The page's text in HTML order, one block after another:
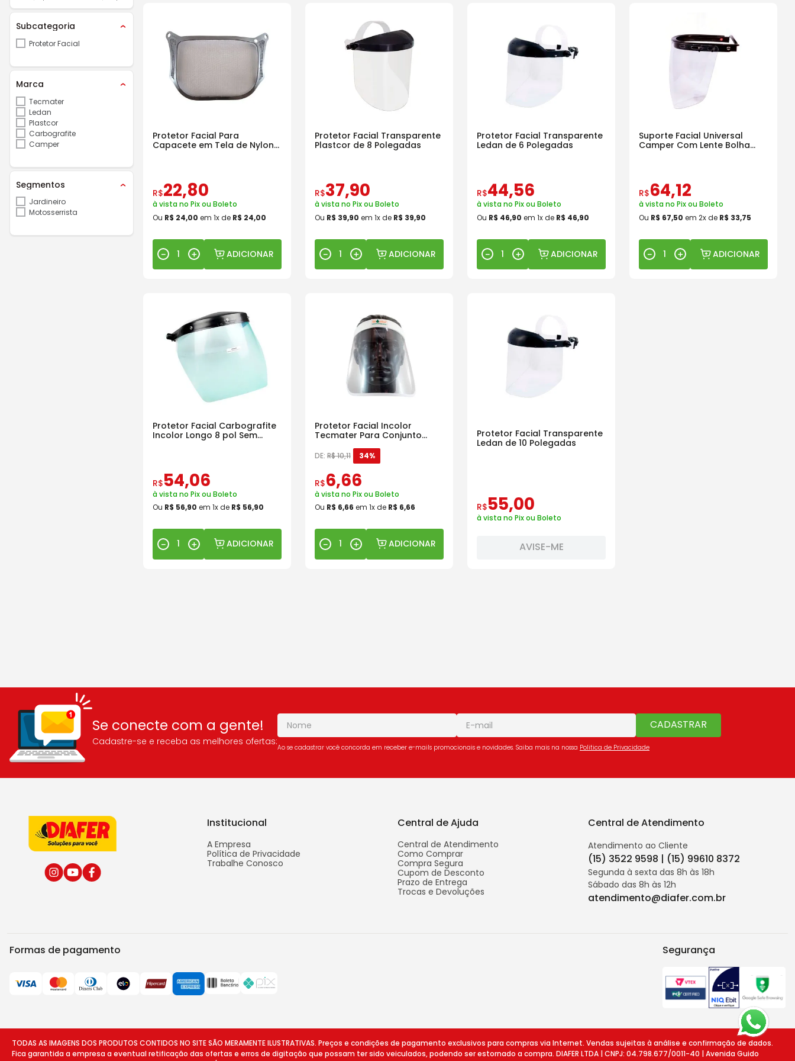
Subcategoria
Protetor Facial
Marca
Tecmater
Ledan
Plastcor
Carbografite
Camper
Segmentos
Jardineiro
Motosserrista
Protetor Facial Para
Capacete em Tela de Nylon
R$22,80
à vista no Pix ou Boleto
Ou R$ 24,00 em 1x de R$ 24,00
＋
－ ADICIONAR
Protetor Facial Transparente
Plastcor de 8 Polegadas
R$37,90
à vista no Pix ou Boleto
Ou R$ 39,90 em 1x de R$ 39,90
＋
－ ADICIONAR
Protetor Facial Transparente
Ledan de 6 Polegadas
R$44,56
à vista no Pix ou Boleto
Ou R$ 46,90 em 1x de R$ 46,90
＋
－ ADICIONAR
Suporte Facial Universal
Camper Com Lente Bolha
R$64,12
à vista no Pix ou Boleto
Ou R$ 67,50 em 2x de R$ 33,75
＋
－ ADICIONAR
Protetor Facial Carbografite
Incolor Longo 8 pol Sem
R$54,06
à vista no Pix ou Boleto
Ou R$ 56,90 em 1x de R$ 56,90
＋
－ ADICIONAR
Protetor Facial Incolor
Tecmater Para Conjunto
DE: R$10,11 34%
R$6,66
à vista no Pix ou Boleto
Ou R$ 6,66 em 1x de R$ 6,66
＋
－ ADICIONAR
Protetor Facial Transparente
Ledan de 10 Polegadas
R$55,00
à vista no Pix ou Boleto
AVISE-ME
Se conecte com a gente!
Cadastre-se e receba as melhores ofertas:
CADASTRAR
Ao se cadastrar você concorda em receber e-mails promocionais e novidades. Saiba mais na nossa Politica de Privacidade
Institucional
A Empresa
Política de Privacidade
Trabalhe Conosco
Central de Ajuda
Central de Atendimento
Como Comprar
Compra Segura
Cupom de Desconto
Prazo de Entrega
Trocas e Devoluções
Central de Atendimento
Atendimento ao Cliente
(15) 3522 9598 | (15) 99610 8372
Segunda à sexta das 8h às 18h
Sábado das 8h às 12h
atendimento@diafer.com.br
Formas de pagamento Segurança
TODAS AS IMAGENS DOS PRODUTOS CONTIDOS NO SITE SÃO MERAMENTE ILUSTRATIVAS. Preços e condições de pagamento exclusivos para compras via Internet. Vendas sujeitas à análise e confirmação de dados.
Fica garantida a empresa a eventual retificação das ofertas e erros de digitação que possam ter sido veiculados, podendo ser estornado a compra. DIAFER LTDA | CNPJ: 04.798.677/0011-40 | Avenida Guido